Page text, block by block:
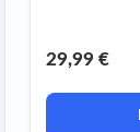
29,99 €